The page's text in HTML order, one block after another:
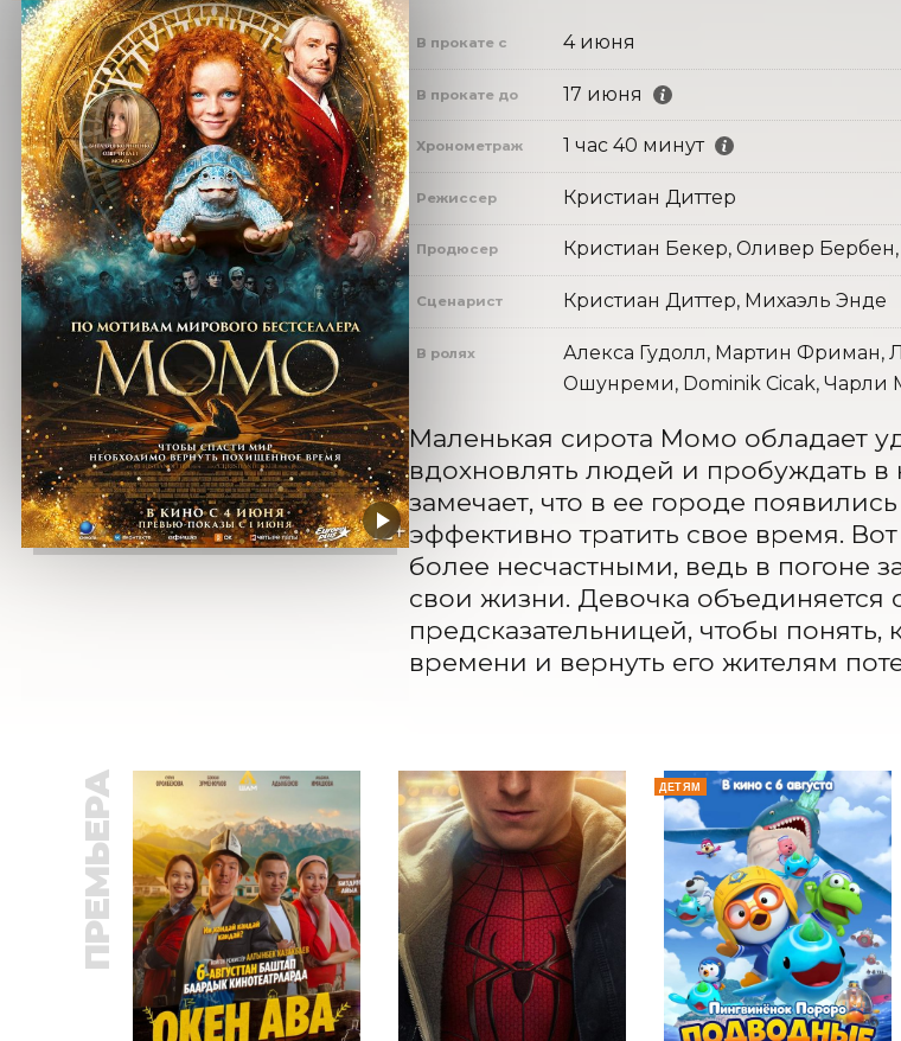
В прокате с 4 июня
В прокате до 17 июня
Хронометраж 1 час 40 минут
Режиссер Кристиан Диттер
Продюсер Кристиан Бекер, Оливер
Сценарист Кристиан Диттер, Михаэль Энде
В ролях
Алекса Гудолл, Мартин Фриман,
Ошунреми, Dominik Cicak, Чарли
Маленькая сирота Момо обладает
вдохновлять людей и пробуждать
замечает, что в ее городе
эффективно тратить свое время.
более несчастными, ведь в погоне
свои жизни. Девочка
предсказательницей, чтобы понять,
времени и вернуть его жителям
ПРЕМЬЕРА ДЕТЯМ